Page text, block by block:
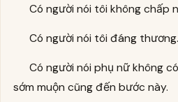
Có người nói tôi không chấp
Có người nói tôi đáng thương.
Có người nói phụ nữ không
sớm muộn cũng đến bước này.